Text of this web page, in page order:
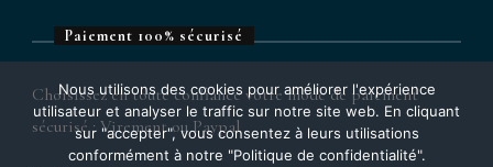
Paiement 100% sécurisé
Choisissez en toute confiance votre mode de paiement
sécurisé : Virement ou Paypal
Nous utilisons des cookies pour améliorer l'expérience
utilisateur et analyser le traffic sur notre site web. En cliquant
sur "accepter", vous consentez à leurs utilisations
conformément à notre "Politique de confidentialité".